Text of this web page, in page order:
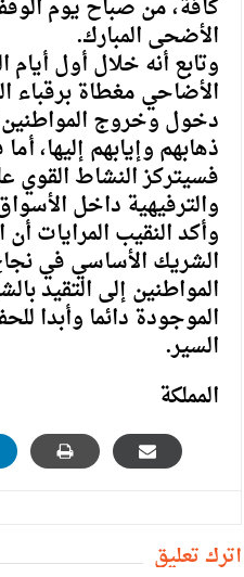
كافة، من صباح يوم
الأضحى المبارك.
وتابع أنه خلال أول
الأضاحي مغطاة برقباء
دخول وخروج
ذهابهم وإيابهم إليها،
فسيتركز النشاط القوي
والترفيهية داخل
وأكد النقيب المرايات أن
الشريك الأساسي في نجاح
المواطنين إلى التقيد
الموجودة دائما وأبدا
السير.
المملكة
أترك تعليق